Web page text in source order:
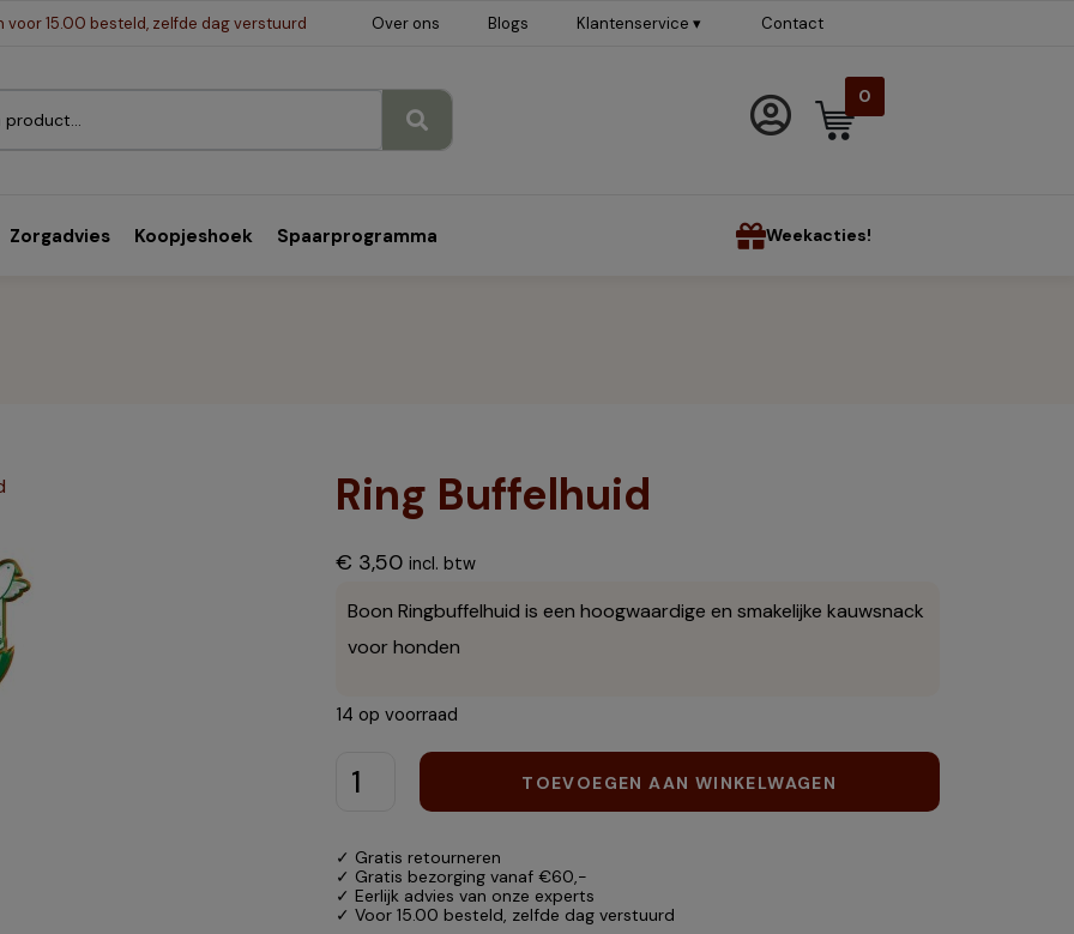
voor 15.00 besteld, zelfde dag verstuurd Over ons Blogs Klantenservice ▾ Contact
0
Zorgadvies Koopjeshoek Spaarprogramma Weekacties!
Ring Buffelhuid
€ 3,50 incl. btw
Boon Ringbuffelhuid is een hoogwaardige en smakelijke kauwsnack
voor honden
14 op voorraad
TOEVOEGEN AAN WINKELWAGEN
✓ Gratis retourneren
✓ Gratis bezorging vanaf €60,-
✓ Eerlijk advies van onze experts
✓ Voor 15.00 besteld, zelfde dag verstuurd